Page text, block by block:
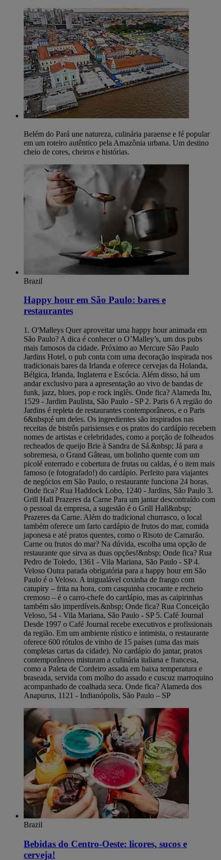
Belém do Pará une natureza, culinária paraense e fé popular
em um roteiro autêntico pela Amazônia urbana. Um destino
cheio de cores, cheiros e histórias.
Brazil
Happy hour em São Paulo: bares e
restaurantes
1. O'Malleys Quer aproveitar uma happy hour animada em
São Paulo? A dica é conhecer o O’Malley’s, um dos pubs
mais famosos da cidade. Próximo ao Mercure São Paulo
Jardins Hotel, o pub conta com uma decoração inspirada nos
tradicionais bares da Irlanda e oferece cervejas da Holanda,
Bélgica, Irlanda, Inglaterra e Escócia. Além disso, há um
andar exclusivo para a apresentação ao vivo de bandas de
funk, jazz, blues, pop e rock inglês. Onde fica? Alameda Itu,
1529 - Jardim Paulista, São Paulo - SP 2. Paris 6 A região do
Jardins é repleta de restaurantes contemporâneos, e o Paris
6&nbsp;é um deles. Os ingredientes são inspirados nas
receitas de bistrôs parisienses e os pratos do cardápio recebem
nomes de artistas e celebridades, como a porção de folheados
recheados de queijo Brie à Sandra de Sá.&nbsp; Já para a
sobremesa, o Grand Gâteau, um bolinho quente com um
picolé enterrado e cobertura de frutas ou caldas, é o item mais
famoso (e fotografado!) do cardápio. Perfeito para viajantes
de negócios em São Paulo, o restaurante funciona 24 horas.
Onde fica? Rua Haddock Lobo, 1240 - Jardins, São Paulo 3.
Grill Hall Prazeres da Carne Para um jantar descontraído com
o pessoal da empresa, a sugestão é o Grill Hall&nbsp;
Prazeres da Carne. Além do tradicional churrasco, o local
também oferece um farto cardápio de frutos do mar, comida
japonesa e até pratos quentes, como o Risoto de Camarão.
Carne ou frutos do mar? Na dúvida, escolha uma opção de
restaurante que sirva as duas opções!&nbsp; Onde fica? Rua
Pedro de Toledo, 1361 - Vila Mariana, São Paulo - SP 4.
Veloso Outra parada obrigatória para a happy hour em São
Paulo é o Veloso. A inigualável coxinha de frango com
catupiry – frita na hora, com casquinha crocante e recheio
cremoso – é o carro-chefe do cardápio, mas as caipirinhas
também são imperdíveis.&nbsp; Onde fica? Rua Conceição
Veloso, 54 - Vila Mariana, São Paulo - SP 5. Café Journal
Desde 1997 o Café Journal recebe executivos e profissionais
da região. Em um ambiente rústico e intimista, o restaurante
oferece 600 rótulos de vinho de 15 países (uma das mais
completas cartas da cidade). No cardápio do jantar, pratos
contemporâneos misturam a culinária italiana e francesa,
como a Paleta de Cordeiro assada em baixa temperatura e
braseada, servida com molho do assado e cuscuz marroquino
acompanhado de coalhada seca. Onde fica? Alameda dos
Anapurus, 1121 - Indianópolis, São Paulo – SP
Brazil
Bebidas do Centro-Oeste: licores, sucos e
cerveja!